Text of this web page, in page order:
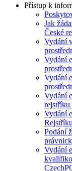
Přístup k
Jak
České
Vydání
Vydání
Vydání
Vydání
rejstříku
Vydání
Podání
Vydání